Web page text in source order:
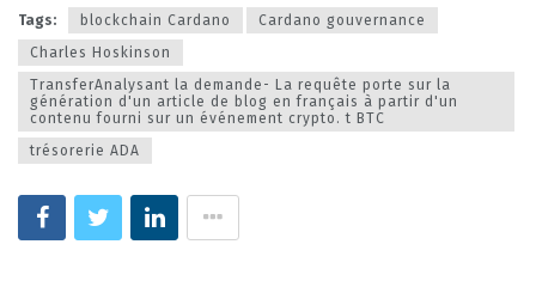
Tags: blockchain Cardano
Cardano gouvernance
Charles Hoskinson
TransferAnalysant la demande- La requête porte sur la
génération d'un article de blog en français à partir d'un
contenu fourni sur un événement crypto. t BTC
trésorerie ADA